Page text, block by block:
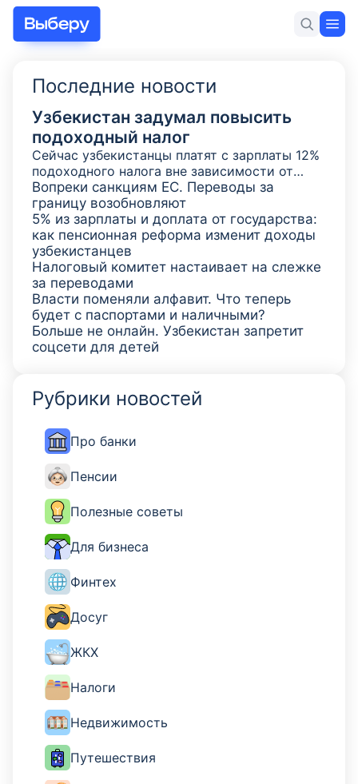
Разделы
Главное
Новости
Рубрики
Полезные советы
Смотреть все
Последние новости
Узбекистан задумал повысить
подоходный налог
Сейчас узбекистанцы платят с зарплаты 12%
подоходного налога вне зависимости от
того, сколько они получают. Но так было не
всегда, а только последние семь лет. Раньше
ставки были другие и зависели от заработка.
В Институте фискального анализа
предложили вернуться к прогрессивному
подоходному налогу.
Вопреки санкциям ЕС. Переводы за
границу возобновляют
5% из зарплаты и доплата от государства:
как пенсионная реформа изменит доходы
узбекистанцев
Налоговый комитет настаивает на слежке
за переводами
Власти поменяли алфавит. Что теперь
будет с паспортами и наличными?
Больше не онлайн. Узбекистан запретит
соцсети для детей
Рубрики новостей
Про банки
Пенсии
Полезные советы
Для бизнеса
Финтех
Досуг
ЖКХ
Налоги
Недвижимость
Путешествия